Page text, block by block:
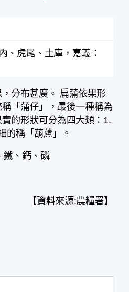
、虎尾、土庫，嘉義：
分布甚廣。 扁蒲依果形
「蒲仔」，最後一種稱為
的形狀可分為四大類：1.
的稱「葫蘆」。
鐵、鈣、磷
【資料來源:農糧署】